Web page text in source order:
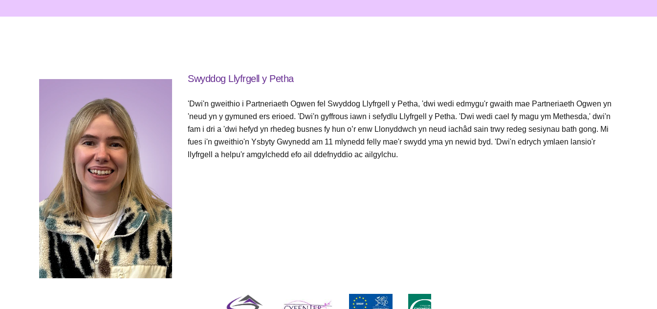
Swyddog Llyfrgell y Petha
'Dwi'n gweithio i Partneriaeth Ogwen fel Swyddog Llyfrgell y Petha, 'dwi wedi edmygu'r gwaith mae Partneriaeth Ogwen yn
'neud yn y gymuned ers erioed. 'Dwi'n gyffrous iawn i sefydlu Llyfrgell y Petha. 'Dwi wedi cael fy magu ym Methesda,' dwi'n
fam i dri a 'dwi hefyd yn rhedeg busnes fy hun o’r enw Llonyddwch yn neud iachâd sain trwy redeg sesiynau bath gong. Mi
fues i'n gweithio'n Ysbyty Gwynedd am 11 mlynedd felly mae'r swydd yma yn newid byd. 'Dwi'n edrych ymlaen lansio'r
llyfrgell a helpu'r amgylchedd efo ail ddefnyddio ac ailgylchu.